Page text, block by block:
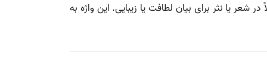
یا نثر برای بیان لطافت یا زیبایی. این واژه به